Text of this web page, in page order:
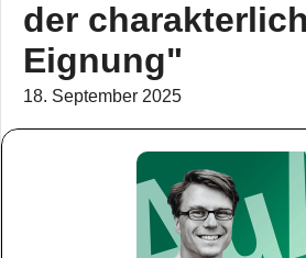
der
Eignung"
18. September 2025